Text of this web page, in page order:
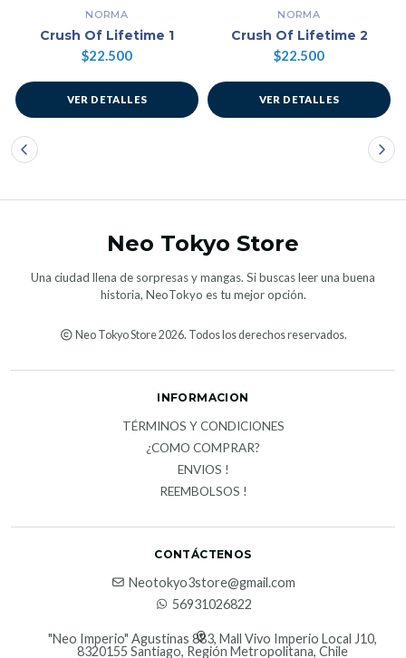
NORMA
Crush Of Lifetime 1
$22.500
VER DETALLES
NORMA
Crush Of Lifetime 2
$22.500
VER DETALLES
Neo Tokyo Store
Una ciudad llena de sorpresas y mangas. Si buscas leer una buena
historia, NeoTokyo es tu mejor opción.
Neo Tokyo Store 2026. Todos los derechos reservados.
INFORMACION
TÉRMINOS Y CONDICIONES
¿COMO COMPRAR?
ENVIOS !
REEMBOLSOS !
CONTÁCTENOS
Neotokyo3store@gmail.com
56931026822
"Neo Imperio" Agustinas 883, Mall Vivo Imperio Local J10,
8320155 Santiago, Región Metropolitana, Chile